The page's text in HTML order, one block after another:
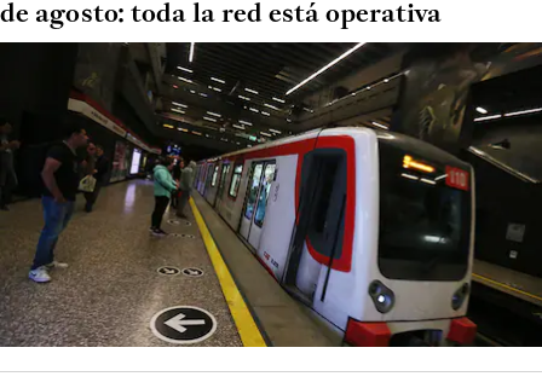
de agosto: toda la red está operativa